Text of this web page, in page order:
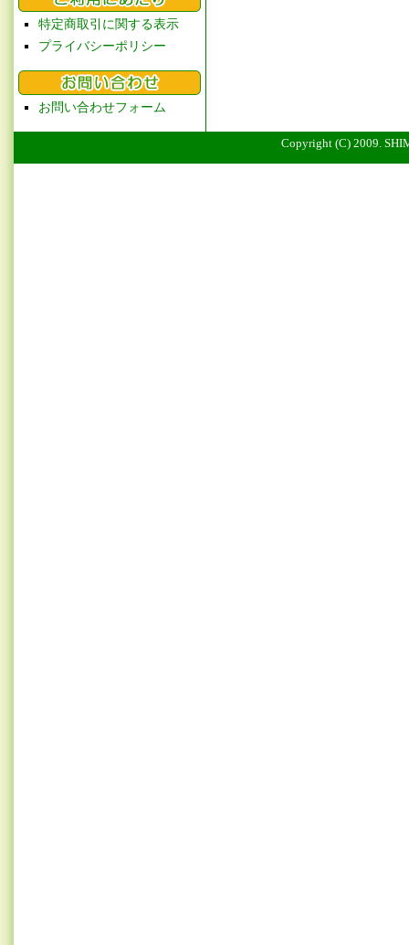
特定商取引に関する表示
プライバシーポリシー
お問い合わせフォーム
Copyright (C) 2009.